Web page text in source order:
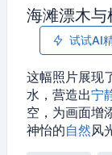
海滩漂木
试试AI
这幅照片展现
水，营造出宁
空，为画面增
神怡的自然风